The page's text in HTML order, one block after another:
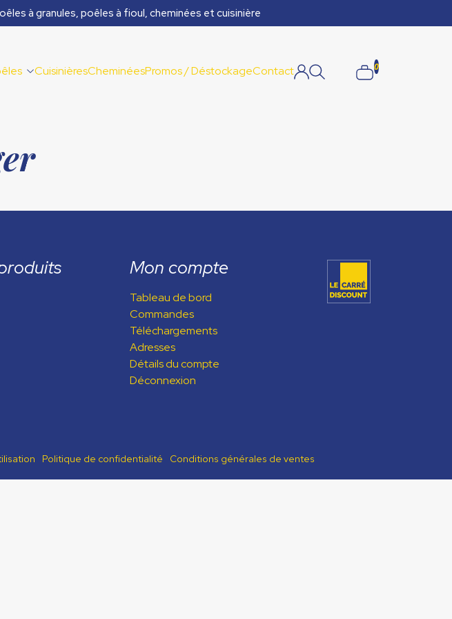
à granules, poêles à fioul, cheminées et cuisinière
CuisinièresCheminéesPromos / DéstockageContact 0
Mon compte
Tableau de bord
Commandes
Téléchargements
Adresses
Détails du compte
Déconnexion
Politique de confidentialité Conditions générales de ventes